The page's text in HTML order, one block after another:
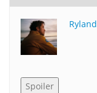
Ryland